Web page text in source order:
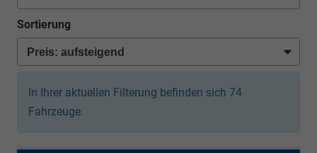
Sortierung
In Ihrer aktuellen Filterung befinden sich 74
Fahrzeuge: